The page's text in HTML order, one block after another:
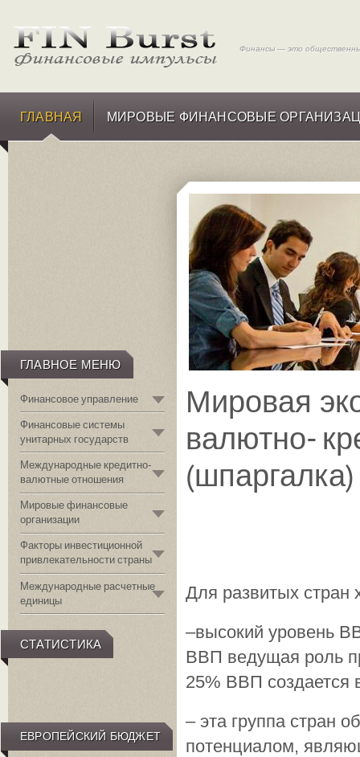
Финансы — это
ГЛАВНАЯ МИРОВЫЕ ФИНАНСОВЫЕ
ГЛАВНОЕ МЕНЮ
Финансовое управление
Финансовые системы
унитарных государств
Международные кредитно-
валютные отношения
Мировые финансовые
организации
Факторы инвестиционной
привлекательности страны
Международные расчетные
единицы
СТАТИСТИКА
ЕВРОПЕЙСКИЙ БЮДЖЕТ
Мировая
валютно-
(шпаргалка)
Для развитых стран
–высокий уровень
ВВП ведущая роль
25% ВВП создается
– эта группа стран
потенциалом,